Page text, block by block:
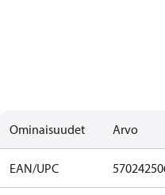
Ominaisuudet Arvo
EAN/UPC